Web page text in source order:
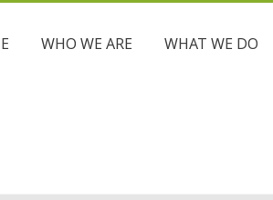
WHO WE ARE WHAT WE DO